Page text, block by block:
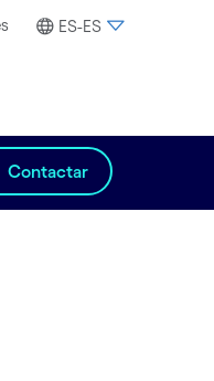
ES-ES
Contactar